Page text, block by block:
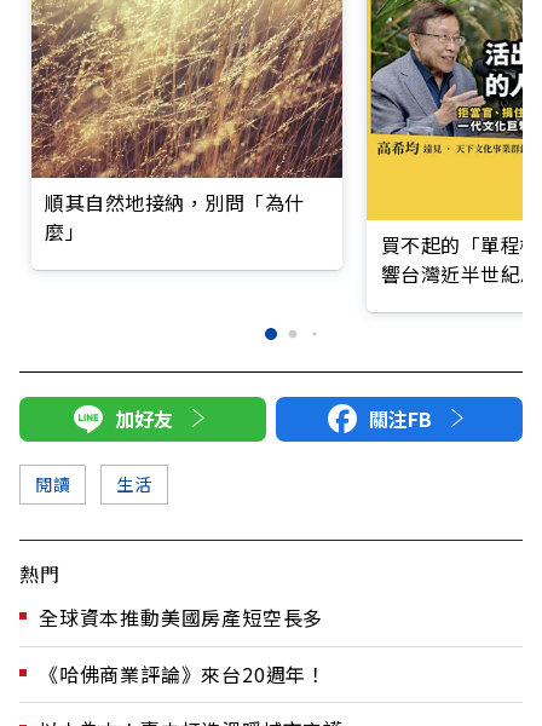
順其自然地接納，別問「為什
麼」
買不起的「單程
響台灣近半世紀
加好友 關注FB
閱讀 生活
熱門
全球資本推動美國房產短空長多
《哈佛商業評論》來台20週年！